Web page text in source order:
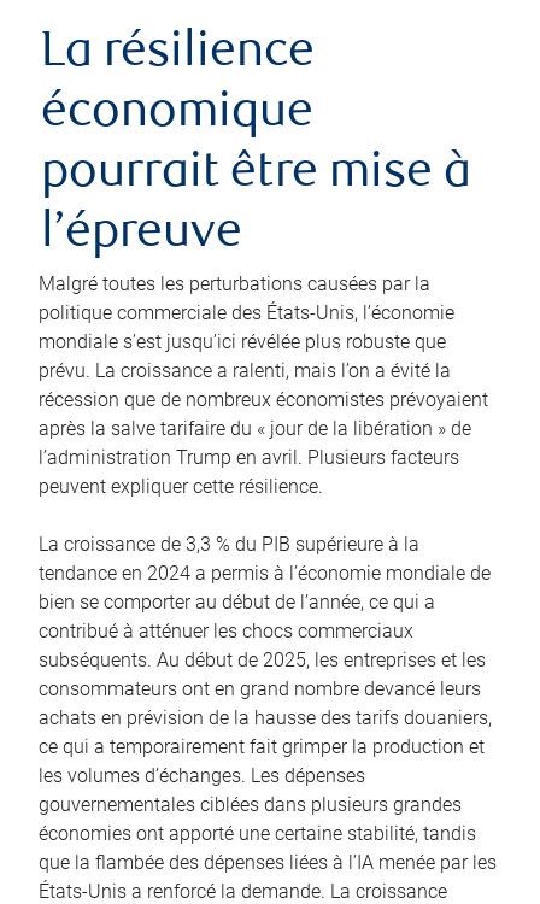
La résilience
économique
pourrait être mise à
l’épreuve
Malgré toutes les perturbations causées par la
politique commerciale des États‑Unis, l’économie
mondiale s’est jusqu’ici révélée plus robuste que
prévu. La croissance a ralenti, mais l’on a évité la
récession que de nombreux économistes prévoyaient
après la salve tarifaire du « jour de la libération » de
l’administration Trump en avril. Plusieurs facteurs
peuvent expliquer cette résilience.
La croissance de 3,3 % du PIB supérieure à la
tendance en 2024 a permis à l’économie mondiale de
bien se comporter au début de l’année, ce qui a
contribué à atténuer les chocs commerciaux
subséquents. Au début de 2025, les entreprises et les
consommateurs ont en grand nombre devancé leurs
achats en prévision de la hausse des tarifs douaniers,
ce qui a temporairement fait grimper la production et
les volumes d’échanges. Les dépenses
gouvernementales ciblées dans plusieurs grandes
économies ont apporté une certaine stabilité, tandis
que la flambée des dépenses liées à l’IA menée par les
États-Unis a renforcé la demande. La croissance